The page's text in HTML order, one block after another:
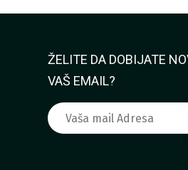
ŽELITE DA DOBIJATE
VAŠ EMAIL?